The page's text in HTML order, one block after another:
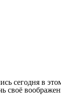
сегодня в
своё